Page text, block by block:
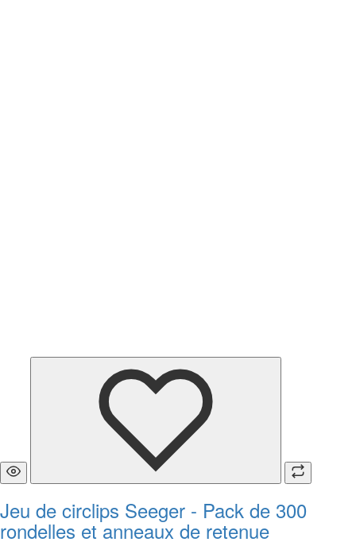
Jeu de circlips Seeger - Pack de 300
rondelles et anneaux de retenue